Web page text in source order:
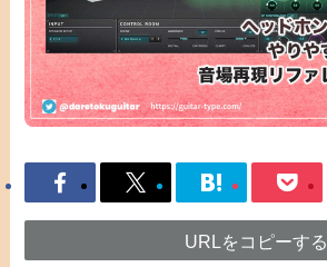
URLをコピーする